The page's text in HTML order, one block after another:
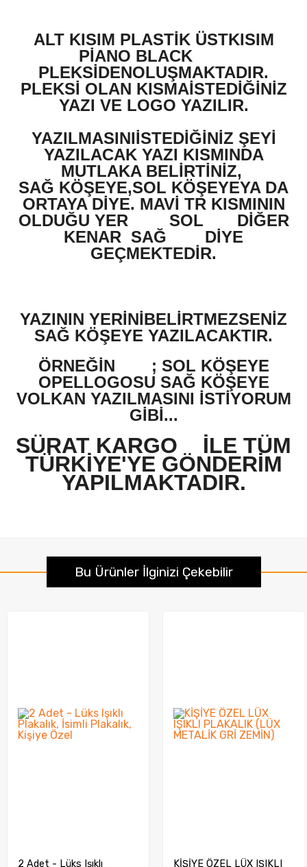
ALT KISIM PLASTİK ÜSTKISIM
PİANO BLACK
PLEKSİDENOLUŞMAKTADIR.
PLEKSİ OLAN KISMAİSTEDİĞİNİZ
YAZI VE LOGO YAZILIR.
YAZILMASINIİSTEDİĞİNİZ ŞEYİ
YAZILACAK YAZI KISMINDA
MUTLAKA BELİRTİNİZ,
SAĞ KÖŞEYE,SOL KÖŞEYEYA DA
ORTAYA DİYE. MAVİ TR KISMININ
OLDUĞU YER
SOL
DİĞER
KENAR SAĞ
DİYE
GEÇMEKTEDİR.
YAZININ YERİNİBELİRTMEZSENİZ
SAĞ KÖŞEYE YAZILACAKTIR.
ÖRNEĞİN
; SOL KÖŞEYE
OPELLOGOSU SAĞ KÖŞEYE
VOLKAN YAZILMASINI İSTİYORUM
GİBİ...
SÜRAT KARGO İLE TÜM
TÜRKİYE'YE GÖNDERİM
YAPILMAKTADIR.
Bu Ürünler İlginizi Çekebilir
2 Adet - Lüks Işıklı KİŞİYE ÖZEL LÜX IŞIKLI